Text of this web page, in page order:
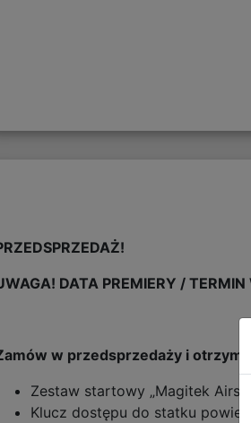
DATA PREMIERY /
w przedsprzedaży i
Zestaw startowy „Magitek
Klucz dostępu do statku